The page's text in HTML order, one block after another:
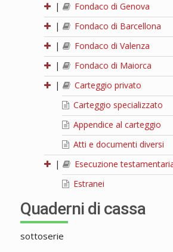
|
Fondaco di Genova
|
Fondaco di Barcellona
|
Fondaco di Valenza
|
Fondaco di Maiorca
|
Carteggio privato
Carteggio specializzato
Appendice al carteggio
Atti e documenti diversi
|
Esecuzione
Estranei
Quaderni di cassa
sottoserie